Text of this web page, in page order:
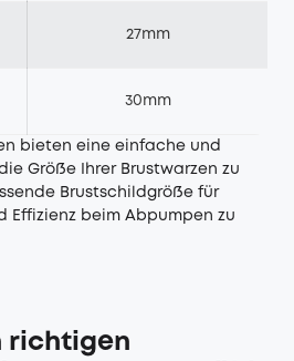
27mm
30mm
bieten eine einfache und
Größe Ihrer Brustwarzen zu
Brustschildgröße für
Effizienz beim Abpumpen zu
richtigen